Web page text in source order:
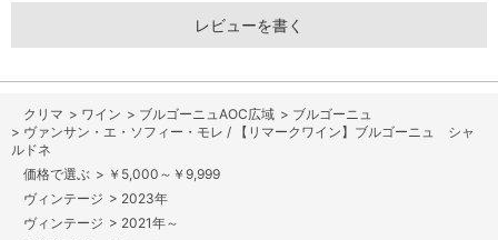
レビューを書く
> ワイン > ブルゴーニュAOC広域 > ブルゴーニュ
> ヴァンサン・エ・ソフィー・モレ / 【リマークワイン】ブルゴーニュ シャ
ルドネ
> ￥5,000～￥9,999
> 2023年
> 2021年～